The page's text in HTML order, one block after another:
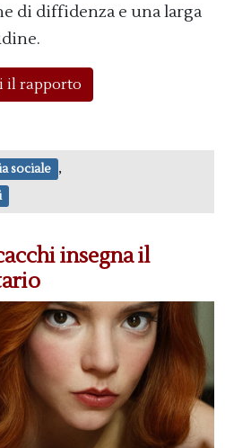
di diffidenza e una larga
il rapporto
sociale ,
insegna il